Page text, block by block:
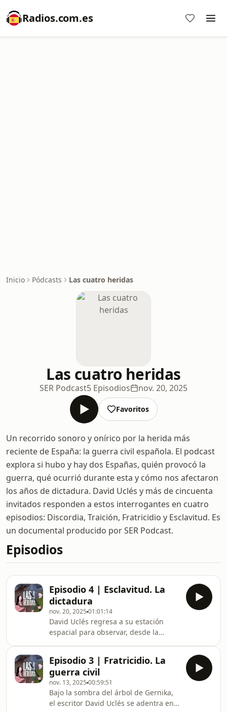
Radios.com.es
Inicio Pódcasts Las cuatro heridas
Las cuatro heridas
SER Podcast5 Episodios nov. 20, 2025
Favoritos
Un recorrido sonoro y onírico por la herida más
reciente de España: la guerra civil española. El podcast
explora si hubo y hay dos Españas, quién provocó la
guerra, qué ocurrió durante esta y cómo nos afectaron
los años de dictadura. David Uclés y más de cincuenta
invitados responden a estos interrogantes en cuatro
episodios: Discordia, Traición, Fratricidio y Esclavitud. Es
un documental producido por SER Podcast.
Episodios
Episodio 4 | Esclavitud. La
dictadura
nov. 20, 2025 01:01:14
David Uclés regresa a su estación
espacial para observar, desde la
testimonios de varias generaciones y
narraciones que cruzan poesía,
memoria y ficción, este último
episodio propone una reflexión sobre
la herida que dejó la represión
Episodio 3 | Fratricidio. La
guerra civil
nov. 13, 2025 00:59:51
Bajo la sombra del árbol de Gernika,
el escritor David Uclés se adentra en